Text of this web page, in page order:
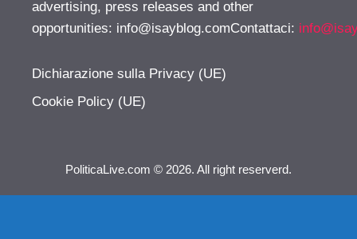
advertising, press releases and other
opportunities: info@isayblog.comContattaci:
Dichiarazione sulla Privacy (UE)
Cookie Policy (UE)
PoliticaLive.com © 2026. All right reserverd.